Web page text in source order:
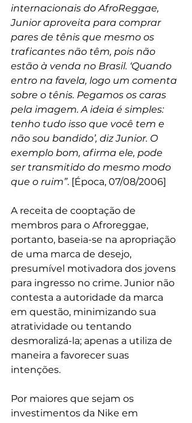
internacionais do AfroReggae,
Junior aproveita para comprar
pares de tênis que mesmo os
traficantes não têm, pois não
estão à venda no Brasil. ‘Quando
entro na favela, logo um comenta
sobre o tênis. Pegamos os caras
pela imagem. A ideia é simples:
tenho tudo isso que você tem e
não sou bandido’, diz Junior. O
exemplo bom, afirma ele, pode
ser transmitido do mesmo modo
que o ruim”. [Época, 07/08/2006]
A receita de cooptação de
membros para o Afroreggae,
portanto, baseia-se na apropriação
de uma marca de desejo,
presumível motivadora dos jovens
para ingresso no crime. Junior não
contesta a autoridade da marca
em questão, minimizando sua
atratividade ou tentando
desmoralizá-la; apenas a utiliza de
maneira a favorecer suas
intenções.
Por maiores que sejam os
investimentos da Nike em